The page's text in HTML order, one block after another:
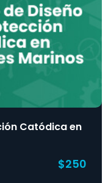
Catódica en
$250